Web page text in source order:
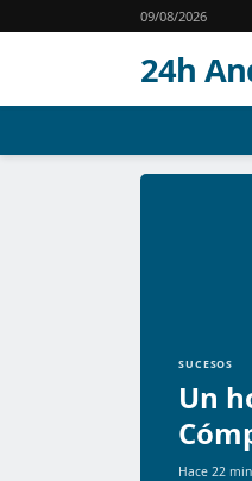
09/08/2026
24h
SUCESOS
Un
Hace 22 min